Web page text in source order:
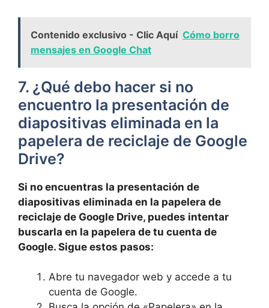
Contenido exclusivo - Clic Aquí Cómo borro
mensajes en Google Chat
7. ¿Qué debo hacer si no⁤
encuentro la⁣ presentación de
diapositivas eliminada en la
papelera de reciclaje de Google
Drive?
Si no encuentras la presentación de
diapositivas eliminada en la papelera ‍de
reciclaje de Google Drive, puedes‌ intentar⁣
buscarla⁤ en ‌la papelera ⁢de tu cuenta de‍
Google. Sigue estos pasos:
Abre tu navegador web ⁤y accede a tu
cuenta de Google.